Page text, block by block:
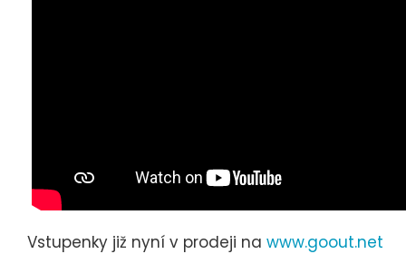
Vstupenky již nyní v prodeji na www.goout.net